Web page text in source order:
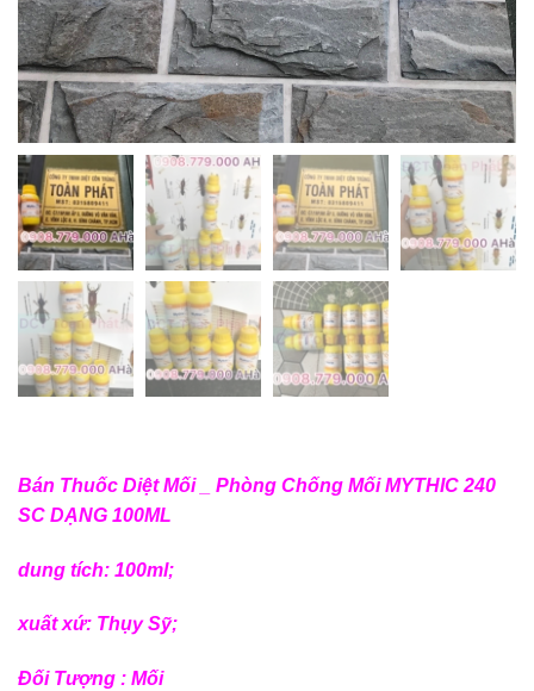
Bán Thuốc Diệt Mối _ Phòng Chống Mối MYTHIC 240
SC DẠNG 100ML
dung tích: 100ml;
xuất xứ: Thụy Sỹ;
Đối Tượng : Mối